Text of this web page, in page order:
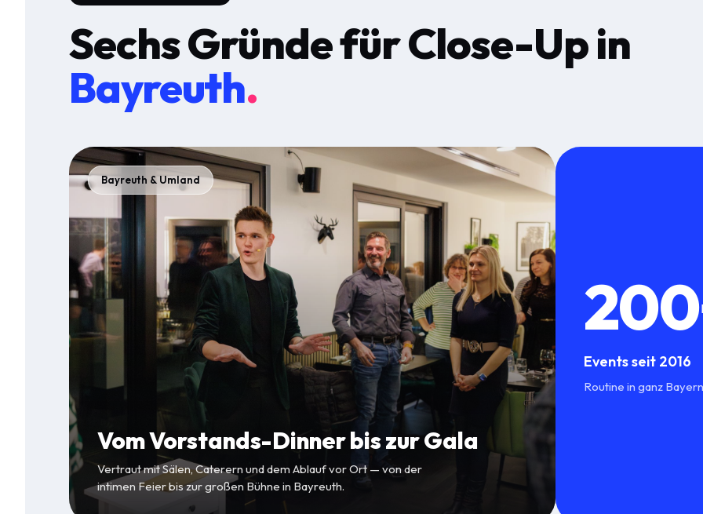
Sechs Gründe fürClose-Upin
Bayreuth.
Bayreuth & Umland
Vom Vorstands-Dinner bis zur Gala
Vertraut mit Sälen, Caterern und dem Ablauf vor Ort — von der
intimen Feier bis zur großen Bühne in Bayreuth.
Events seit 2016
Routine in ganz